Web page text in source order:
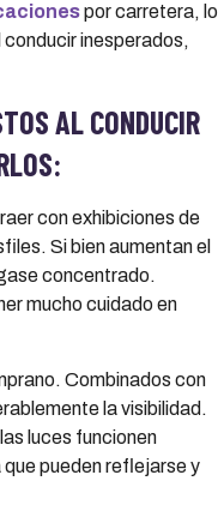
por carretera, lo
inesperados,
AL CONDUCIR
con exhibiciones de
Si bien aumentan el
concentrado.
mucho cuidado en
Combinados con
la visibilidad.
luces funcionen
pueden reflejarse y